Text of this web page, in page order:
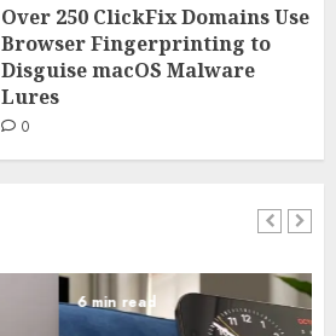
Over 250 ClickFix Domains Use
Browser Fingerprinting to
Disguise macOS Malware
Lures
0